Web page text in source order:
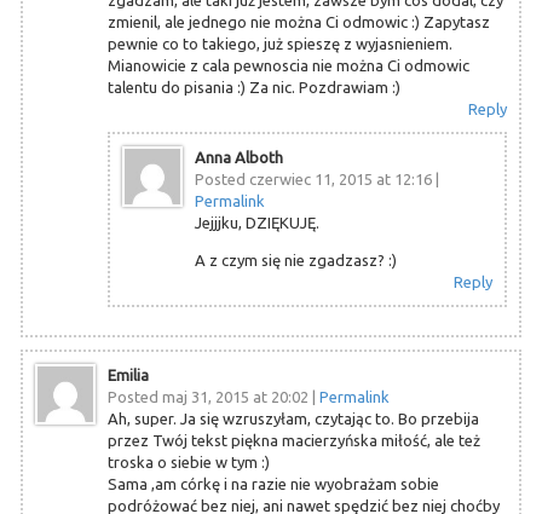
zmienil, ale jednego nie można Ci odmowic :) Zapytasz
pewnie co to takiego, już spieszę z wyjasnieniem.
Mianowicie z cala pewnoscia nie można Ci odmowic
talentu do pisania :) Za nic. Pozdrawiam :)
Reply
Anna Alboth
Posted czerwiec 11, 2015 at 12:16|
Permalink
Jejjjku, DZIĘKUJĘ.
A z czym się nie zgadzasz? :)
Reply
Emilia
Posted maj 31, 2015 at 20:02
Permalink
Ah, super. Ja się wzruszyłam, czytając to. Bo przebija
przez Twój tekst piękna macierzyńska miłość, ale też
troska o siebie w tym :)
Sama ,am córkę i na razie nie wyobrażam sobie
podróżować bez niej, ani nawet spędzić bez niej choćby